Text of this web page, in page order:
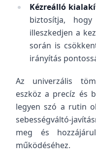
Kézreálló
biztosítja,
illeszkedjen a
során is
irányítás
Az univerzális
eszköz a precíz és
legyen szó a rutin
sebességváltó-
meg és
működéséhez.